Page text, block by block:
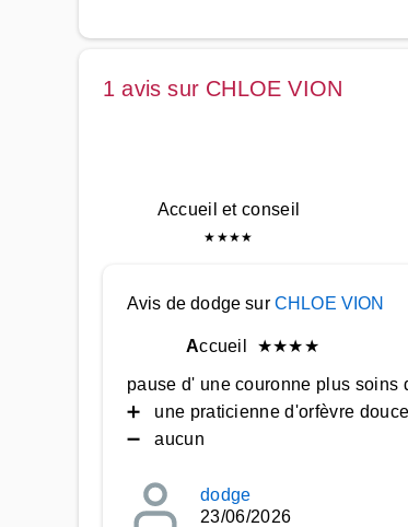
1 avis sur CHLOE VION
Accueil et conseil
★ ★★★
Avis de dodge sur CHLOE VION
Accueil ★★★★
pause d' une couronne plus soins
➕ une praticienne d'orfèvre
➖ aucun
dodge
23/06/2026